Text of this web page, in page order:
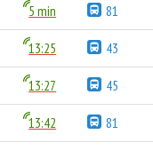
5 min 81
13:25 43
13:27 45
13:42 81